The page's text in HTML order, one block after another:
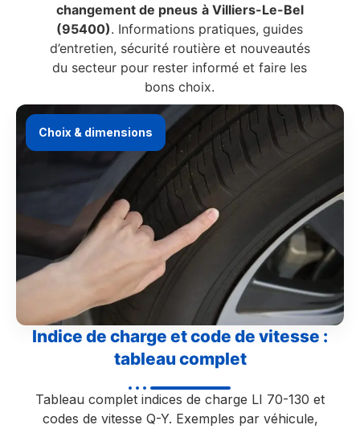
changement de pneus à Villiers-Le-Bel
(95400). Informations pratiques, guides
d’entretien, sécurité routière et nouveautés
du secteur pour rester informé et faire les
bons choix.
Choix & dimensions
Indice de charge et code de vitesse :
tableau complet
Tableau complet indices de charge LI 70-130 et
codes de vitesse Q-Y. Exemples par véhicule,